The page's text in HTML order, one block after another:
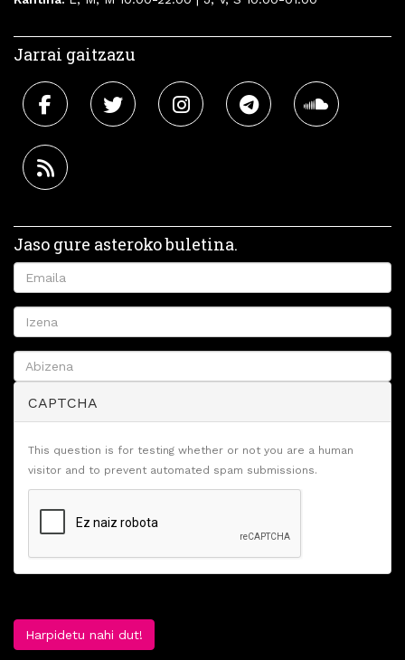
Jarrai gaitzazu
Jaso gure asteroko buletina.
CAPTCHA
This question is for testing whether or not you are a human
visitor and to prevent automated spam submissions.
Harpidetu nahi dut!